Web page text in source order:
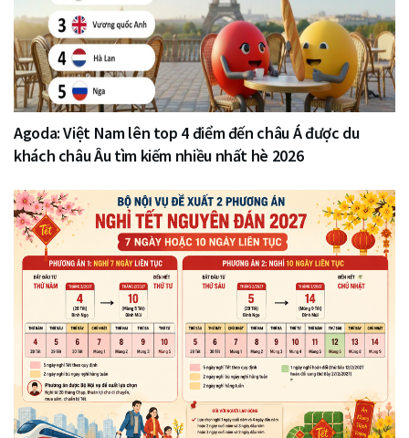
Agoda: Việt Nam lên top 4 điểm đến châu Á được du
khách châu Âu tìm kiếm nhiều nhất hè 2026